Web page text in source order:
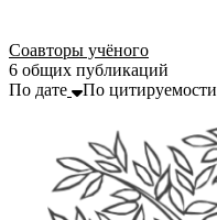
Соавторы учёного
6 общих публикаций
По дате
По цитируемости